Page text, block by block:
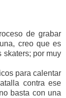
de grabar
creo que es
skaters; por muy
para calentar
contra ese
basta con una